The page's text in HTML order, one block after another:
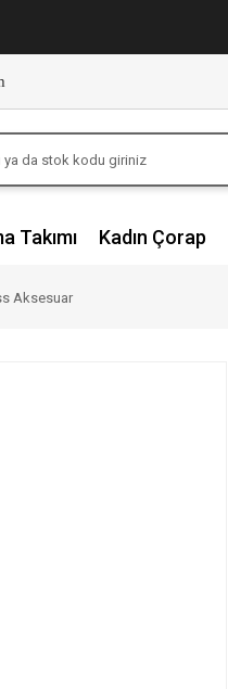
Takımı Kadın Çorap
Aksesuar